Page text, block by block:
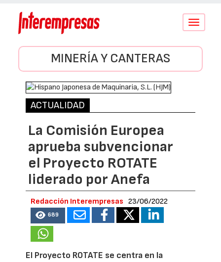
Conmutar
MINERÍA Y CANTERAS
ACTUALIDAD
La Comisión Europea
aprueba subvencionar
el Proyecto ROTATE
liderado por Anefa
Redacción Interempresas 23/06/2022
689
El Proyecto ROTATE se centra en la